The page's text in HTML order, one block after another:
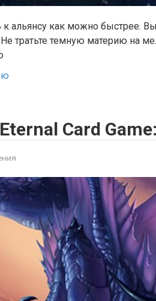
к альянсу как можно быстрее.
тратьте темную материю на
Card